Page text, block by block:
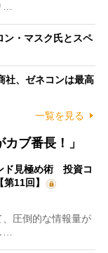
…
ン・マスク氏とスペ
社、ゼネコンは最高
一覧を見る
ブ番長！」
ド見極め術 投資コ
11回】
圧倒的な情報量が
…